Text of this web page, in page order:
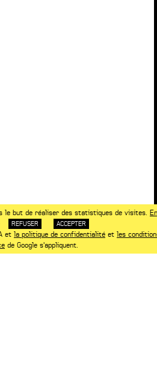
le but de réaliser des statistiques de visites. En
REFUSER ACCEPTER
et la politique de confidentialité et les
de Google s'appliquent.